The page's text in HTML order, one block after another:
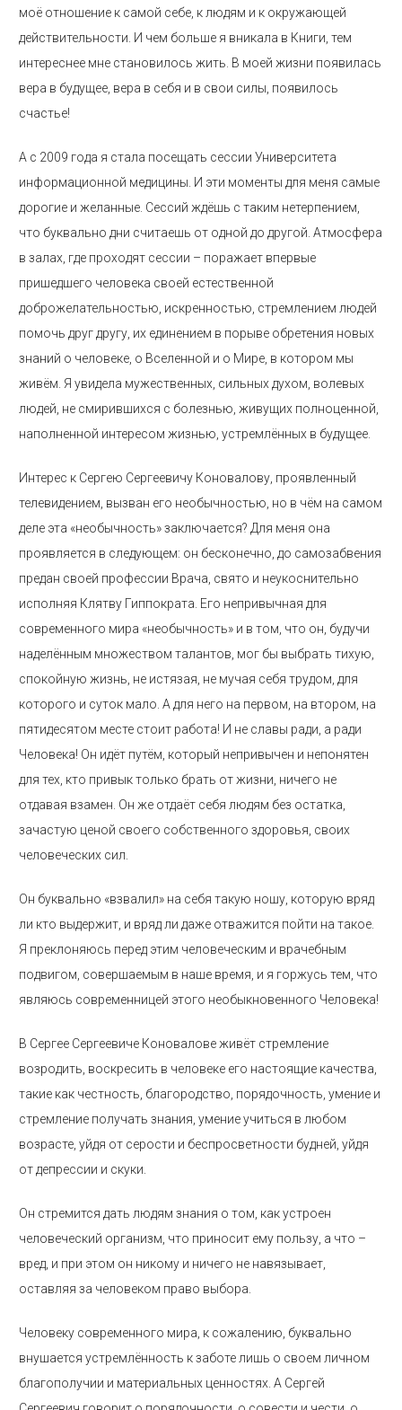
моё отношение к самой себе, к людям и к окружающей
действительности. И чем больше я вникала в Книги, тем
интереснее мне становилось жить. В моей жизни появилась
вера в будущее, вера в себя и в свои силы, появилось
счастье!
А с 2009 года я стала посещать сессии Университета
информационной медицины. И эти моменты для меня самые
дорогие и желанные. Сессий ждёшь с таким нетерпением,
что буквально дни считаешь от одной до другой. Атмосфера
в залах, где проходят сессии – поражает впервые
пришедшего человека своей естественной
доброжелательностью, искренностью, стремлением людей
помочь друг другу, их единением в порыве обретения новых
знаний о человеке, о Вселенной и о Мире, в котором мы
живём. Я увидела мужественных, сильных духом, волевых
людей, не смирившихся с болезнью, живущих полноценной,
наполненной интересом жизнью, устремлённых в будущее.
Интерес к Сергею Сергеевичу Коновалову, проявленный
телевидением, вызван его необычностью, но в чём на самом
деле эта «необычность» заключается? Для меня она
проявляется в следующем: он бесконечно, до самозабвения
предан своей профессии Врача, свято и неукоснительно
исполняя Клятву Гиппократа. Его непривычная для
современного мира «необычность» и в том, что он, будучи
наделённым множеством талантов, мог бы выбрать тихую,
спокойную жизнь, не истязая, не мучая себя трудом, для
которого и суток мало. А для него на первом, на втором, на
пятидесятом месте стоит работа! И не славы ради, а ради
Человека! Он идёт путём, который непривычен и непонятен
для тех, кто привык только брать от жизни, ничего не
отдавая взамен. Он же отдаёт себя людям без остатка,
зачастую ценой своего собственного здоровья, своих
человеческих сил.
Он буквально «взвалил» на себя такую ношу, которую вряд
ли кто выдержит, и вряд ли даже отважится пойти на такое.
Я преклоняюсь перед этим человеческим и врачебным
подвигом, совершаемым в наше время, и я горжусь тем, что
являюсь современницей этого необыкновенного Человека!
В Сергее Сергеевиче Коновалове живёт стремление
возродить, воскресить в человеке его настоящие качества,
такие как честность, благородство, порядочность, умение и
стремление получать знания, умение учиться в любом
возрасте, уйдя от серости и беспросветности будней, уйдя
от депрессии и скуки.
Он стремится дать людям знания о том, как устроен
человеческий организм, что приносит ему пользу, а что –
вред, и при этом он никому и ничего не навязывает,
оставляя за человеком право выбора.
Человеку современного мира, к сожалению, буквально
внушается устремлённость к заботе лишь о своем личном
благополучии и материальных ценностях. А Сергей